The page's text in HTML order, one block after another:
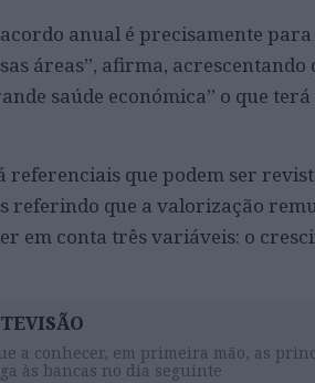
anual é precisamente
áreas”, afirma, acrescentando
saúde económica” o que
referenciais que podem ser
referindo que a valorização
em conta três variáveis: o
a conhecer, em primeira mão, as
às bancas no dia seguinte